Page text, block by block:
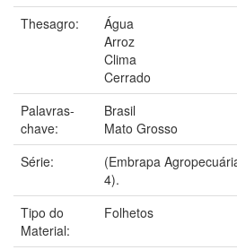
Thesagro:
Água
Arroz
Clima
Cerrado
Palavras-
chave:
Brasil
Mato Grosso
Série:
(Embrapa
4).
Tipo do
Material:
Folhetos